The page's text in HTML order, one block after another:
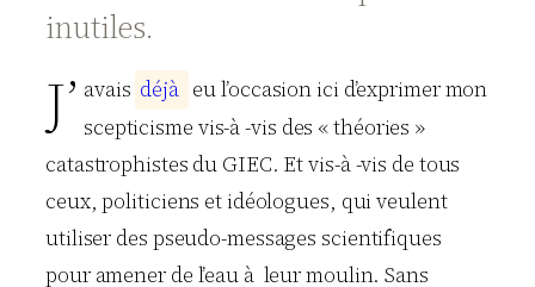
inutiles.
J’ avais déjà eu l’occasion ici d’exprimer mon
scepticisme vis-à -vis des « théories »
catastrophistes du GIEC. Et vis-à -vis de tous
ceux, politiciens et idéologues, qui veulent
utiliser des pseudo-messages scientifiques
pour amener de l’eau à leur moulin. Sans